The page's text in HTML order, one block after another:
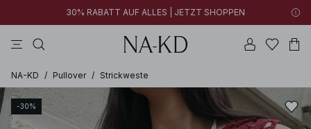
30% RABATT AUF ALLES | JETZT SHOPPEN
NA-KD / Pullover / Strickweste
-30%